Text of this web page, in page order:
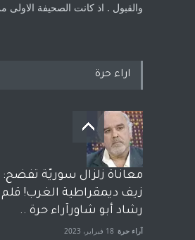
والقبول . اذ كانت ‏الصحيفة الاولى
اراء حرة
معاناة زلزال سوريّة تفضح:
زيف ديمقراطية الغرب! قلم
رشاد أبو شاورآراء حرة ..
آراء حرة 18 فبراير، 2023